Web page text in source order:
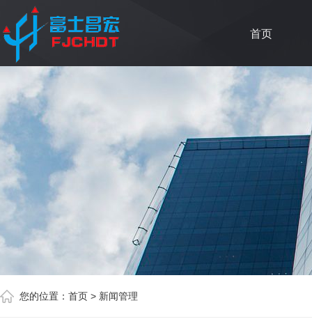
首页
您的位置： 首页 > 新闻管理